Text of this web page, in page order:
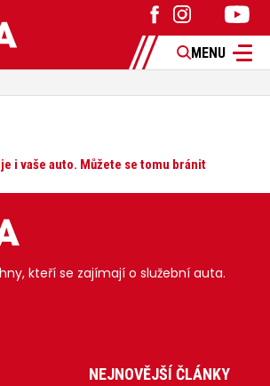
MENU
i vaše auto. Můžete se tomu bránit
kteří se zajímají o služební auta.
NEJNOVĚJŠÍ ČLÁNKY